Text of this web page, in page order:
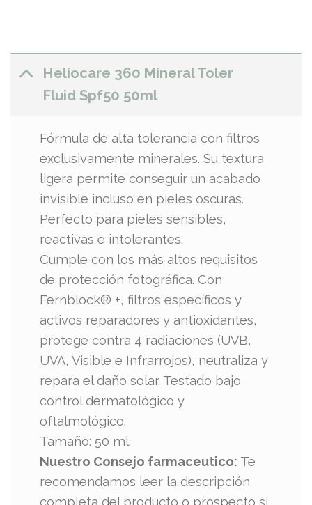
Heliocare 360 Mineral Toler
Fluid Spf50 50ml
Fórmula de alta tolerancia con filtros
exclusivamente minerales. Su textura
ligera permite conseguir un acabado
invisible incluso en pieles oscuras.
Perfecto para pieles sensibles,
reactivas e intolerantes.
Cumple con los más altos requisitos
de protección fotográfica. Con
Fernblock® +, filtros específicos y
activos reparadores y antioxidantes,
protege contra 4 radiaciones (UVB,
UVA, Visible e Infrarrojos), neutraliza y
repara el daño solar. Testado bajo
control dermatológico y
oftalmológico.
Tamaño: 50 ml.
Nuestro Consejo farmaceutico: Te
recomendamos leer la descripción
completa del producto o prospecto si